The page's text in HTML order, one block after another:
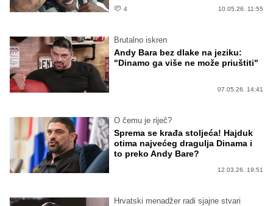
4 10.05.26. 11:55
Brutalno iskren
Andy Bara bez dlake na jeziku:
"Dinamo ga više ne može priuštiti"
07.05.26. 14:41
O čemu je riječ?
Sprema se krađa stoljeća! Hajduk
otima najvećeg dragulja Dinama i
to preko Andy Bare?
12.03.26. 19:51
Hrvatski menadžer radi sjajne stvari